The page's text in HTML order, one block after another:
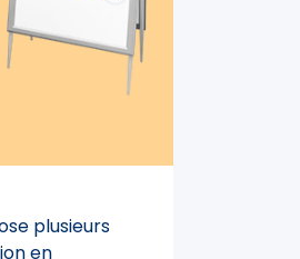
plusieurs
en